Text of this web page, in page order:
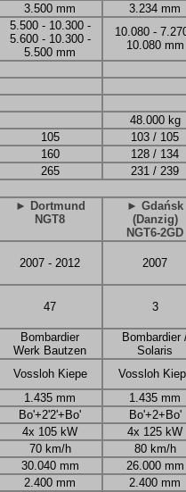
3.500 mm 3.234 mm
5.500 - 10.300 -
5.600 - 10.300 -
5.500 mm
10.080 -
10.080 mm
48.000 kg
105
103 / 105
160
128 / 134
265 231 / 239
► Dortmund
NGT8
► Gdańsk
(Danzig)
NGT6-2GD
2007 - 2012 2007
47 3
Bombardier
Werk Bautzen
Bombardier
Solaris
Vossloh Kiepe
Vossloh
1.435 mm
1.435 mm
Bo'+2'2'+Bo'
Bo'+2+Bo'
4x 105 kW
4x 125 kW
70 km/h
80 km/h
30.040 mm
26.000 mm
2.400 mm
2.400 mm